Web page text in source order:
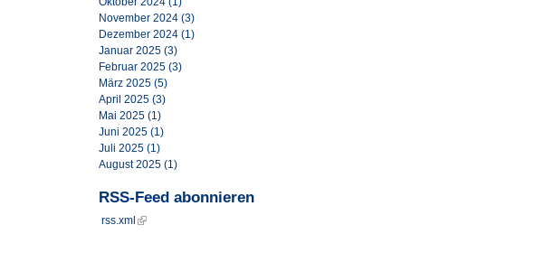
November 2024 (3)
Dezember 2024 (1)
Januar 2025 (3)
Februar 2025 (3)
März 2025 (5)
April 2025 (3)
Mai 2025 (1)
Juni 2025 (1)
Juli 2025 (1)
August 2025 (1)
RSS-Feed abonnieren
rss.xml